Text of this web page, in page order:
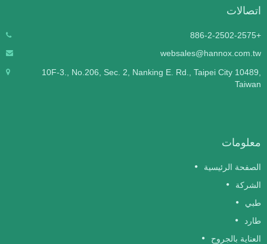
10F-3., No.206, Sec. 2, Nanking E. Rd., Taipei City
الرئيسية
بالجروح